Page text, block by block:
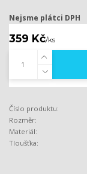
Nejsme plátci DPH
359 Kč/ks
Číslo produktu:
Rozměr:
Materiál:
Tloušťka: